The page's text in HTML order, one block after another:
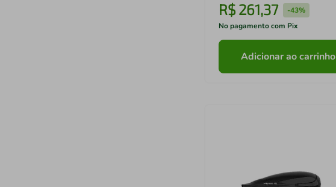
R$ 261,37 -43%
No pagamento com Pix
Adicionar ao carrinho